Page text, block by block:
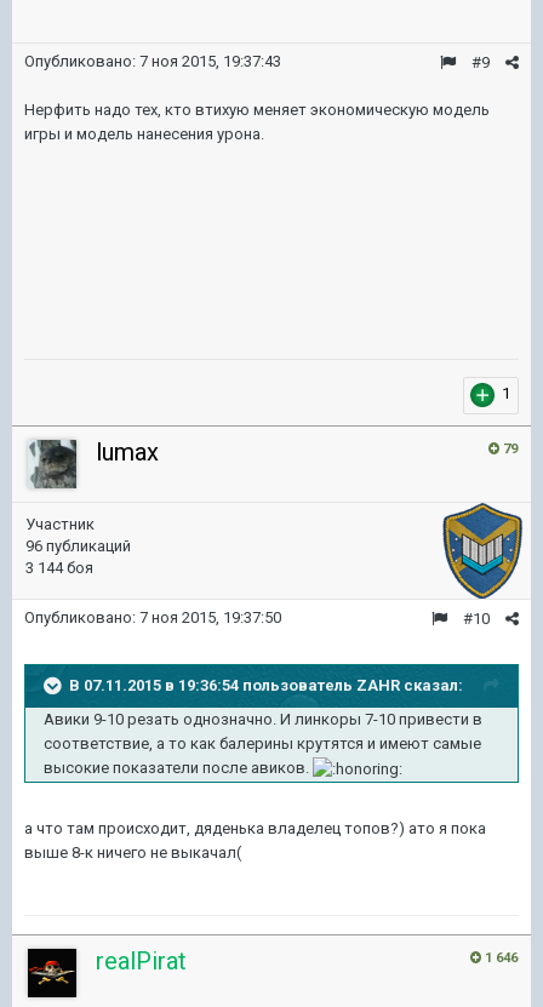
#9
Опубликовано: 7 ноя 2015, 19:37:43
Нерфить надо тех, кто втихую меняет экономическую модель
игры и модель нанесения урона.
1
79
lumax
Участник
96 публикаций
3 144 боя
#10
Опубликовано: 7 ноя 2015, 19:37:50
В 07.11.2015 в 19:36:54 пользователь ZAHR сказал:
Авики 9-10 резать однозначно. И линкоры 7-10 привести в
соответствие, а то как балерины крутятся и имеют самые
высокие показатели после авиков.
а что там происходит, дяденька владелец топов?) ато я пока
выше 8-к ничего не выкачал(
1 646
realPirat